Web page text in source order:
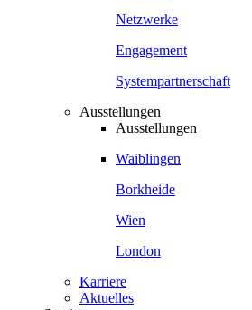
Netzwerke
Engagement
Systempartnerschaft
Ausstellungen
Ausstellungen
Waiblingen
Borkheide
Wien
London
Karriere
Aktuelles